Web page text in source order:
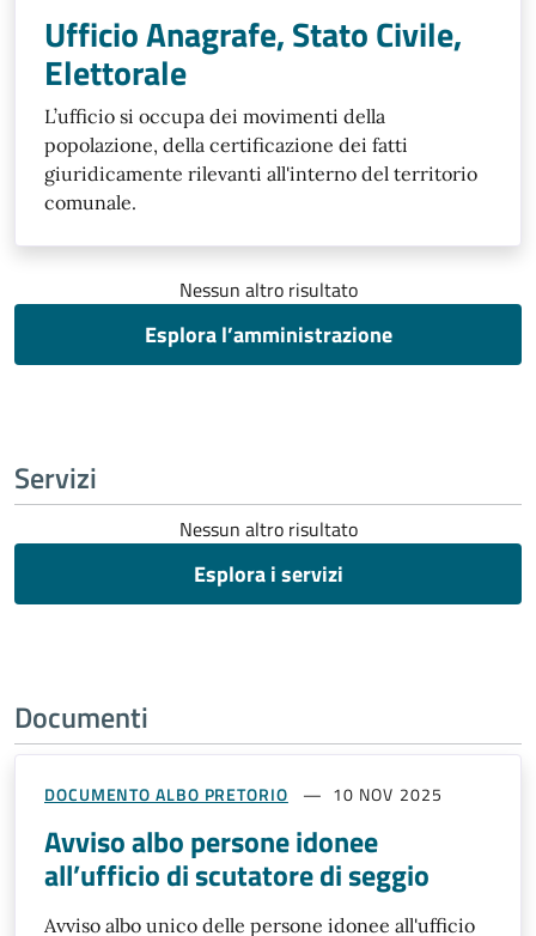
Ufficio Anagrafe, Stato Civile,
Elettorale
L’ufficio si occupa dei movimenti della
popolazione, della certificazione dei fatti
giuridicamente rilevanti all'interno del territorio
comunale.
Nessun altro risultato
Esplora l’amministrazione
Servizi
Nessun altro risultato
Esplora i servizi
Documenti
DOCUMENTO ALBO PRETORIO 10 NOV 2025
Avviso albo persone idonee
all’ufficio di scutatore di seggio
Avviso albo unico delle persone idonee all'ufficio